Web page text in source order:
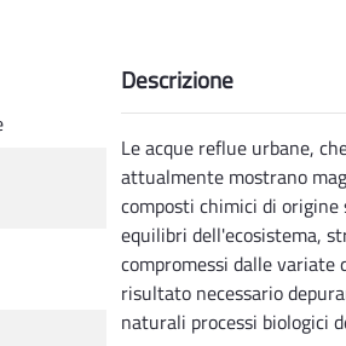
Descrizione
Le acque reflue urbane,
attualmente mostrano
composti chimici di
equilibri dell'ecosistema,
compromessi dalle
risultato necessario
naturali processi biologici